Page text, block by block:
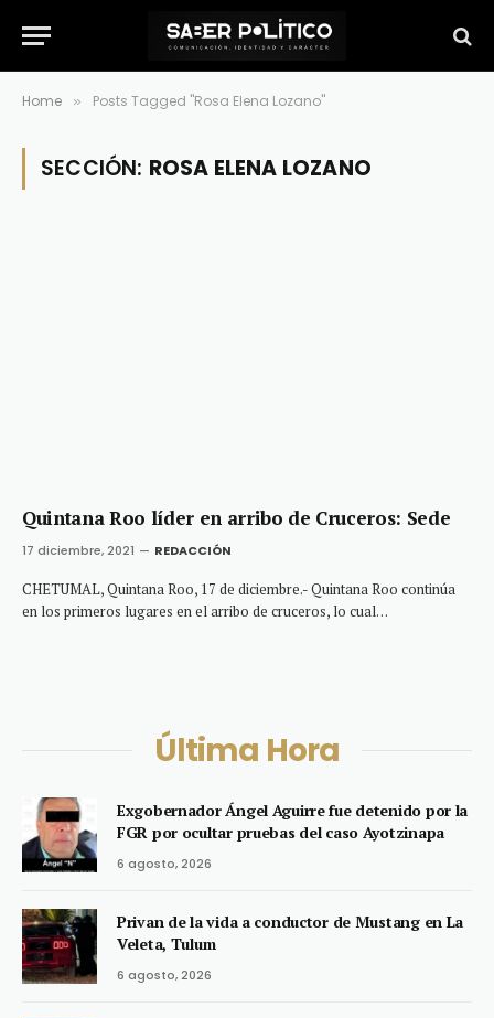
Home » Posts Tagged "Rosa Elena Lozano"
SECCIÓN: ROSA ELENA LOZANO
Quintana Roo líder en arribo de Cruceros: Sede
17 diciembre, 2021 REDACCIÓN
CHETUMAL, Quintana Roo, 17 de diciembre.- Quintana Roo continúa
en los primeros lugares en el arribo de cruceros, lo cual…
Última Hora
Exgobernador Ángel Aguirre fue detenido por la
FGR por ocultar pruebas del caso Ayotzinapa
6 agosto, 2026
Privan de la vida a conductor de Mustang en La
Veleta, Tulum
6 agosto, 2026